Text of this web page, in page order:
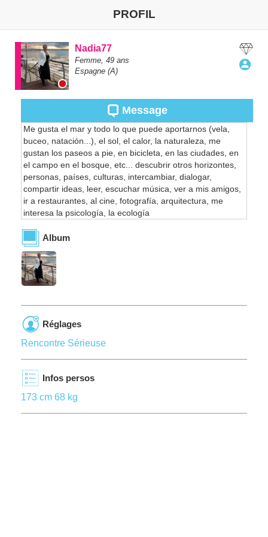
PROFIL
Nadia77
Femme, 49 ans
Espagne (A)
Message
Me gusta el mar y todo lo que puede aportarnos (vela,
buceo, natación...), el sol, el calor, la naturaleza, me
gustan los paseos a pie, en bicicleta, en las ciudades, en
el campo en el bosque, etc... descubrir otros horizontes,
personas, países, culturas, intercambiar, dialogar,
compartir ideas, leer, escuchar música, ver a mis amigos,
ir a restaurantes, al cine, fotografía, arquitectura, me
interesa la psicología, la ecología
Album
Réglages
Rencontre Sérieuse
Infos persos
173 cm 68 kg